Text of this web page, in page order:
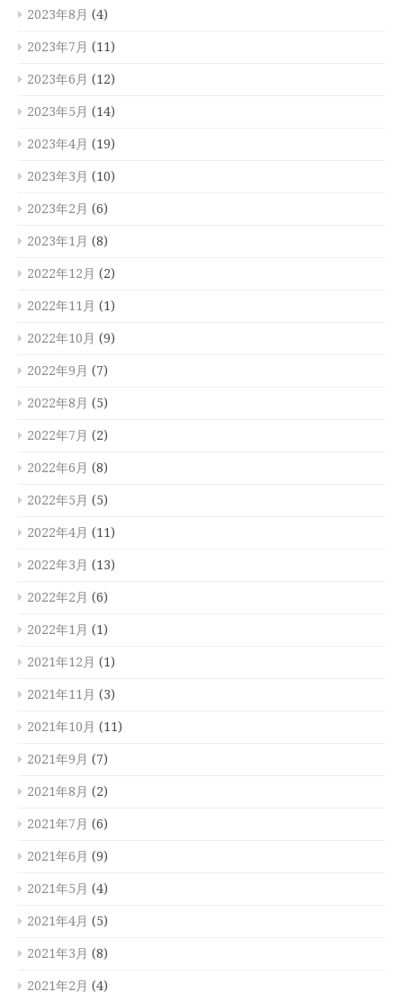
2023年8月 (4)
2023年7月 (11)
2023年6月 (12)
2023年5月 (14)
2023年4月 (19)
2023年3月 (10)
2023年2月 (6)
2023年1月 (8)
2022年12月 (2)
2022年11月 (1)
2022年10月 (9)
2022年9月 (7)
2022年8月 (5)
2022年7月 (2)
2022年6月 (8)
2022年5月 (5)
2022年4月 (11)
2022年3月 (13)
2022年2月 (6)
2022年1月 (1)
2021年12月 (1)
2021年11月 (3)
2021年10月 (11)
2021年9月 (7)
2021年8月 (2)
2021年7月 (6)
2021年6月 (9)
2021年5月 (4)
2021年4月 (5)
2021年3月 (8)
2021年2月 (4)